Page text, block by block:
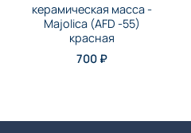
керамическая масса -
Majolica (AFD -55)
красная
700 ₽